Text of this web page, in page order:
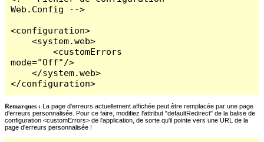
Web.Config -->
<configuration>
    <system.web>
        <customErrors
mode="Off"/>
    </system.web>
</configuration>
Remarques : La page d'erreurs actuellement affichée peut être remplacée par une page
d'erreurs personnalisée. Pour ce faire, modifiez l'attribut "defaultRedirect" de la balise de
configuration <customErrors> de l'application, de sorte qu'il pointe vers une URL de la
page d'erreurs personnalisée !